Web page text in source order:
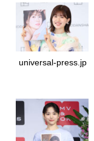
universal-press.jp